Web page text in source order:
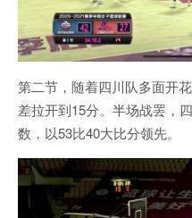
第二节，随着四川队多面开
差拉开到15分。半场战罢，
数，以53比40大比分领先。